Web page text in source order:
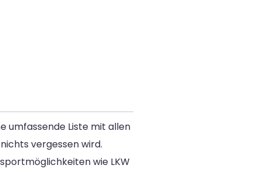
umfassende Liste mit allen
vergessen wird.
wie LKW